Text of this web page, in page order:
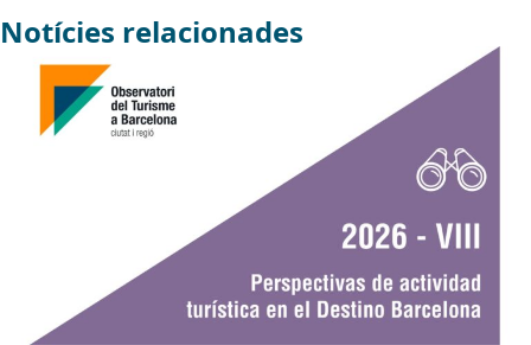
Notícies relacionades